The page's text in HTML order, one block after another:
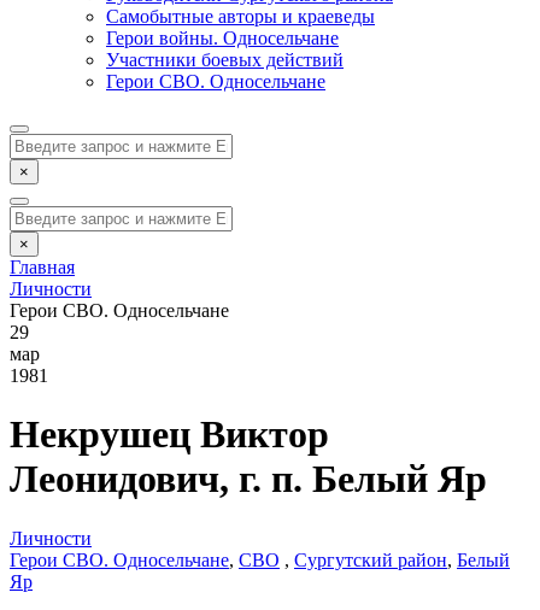
Самобытные авторы и краеведы
Герои войны. Односельчане
Участники боевых действий
Герои СВО. Односельчане
×
×
Главная
Личности
Герои СВО. Односельчане
29
мар
1981
Некрушец Виктор
Леонидович, г. п. Белый Яр
Личности
Герои СВО. Односельчане, СВО , Сургутский район, Белый
Яр